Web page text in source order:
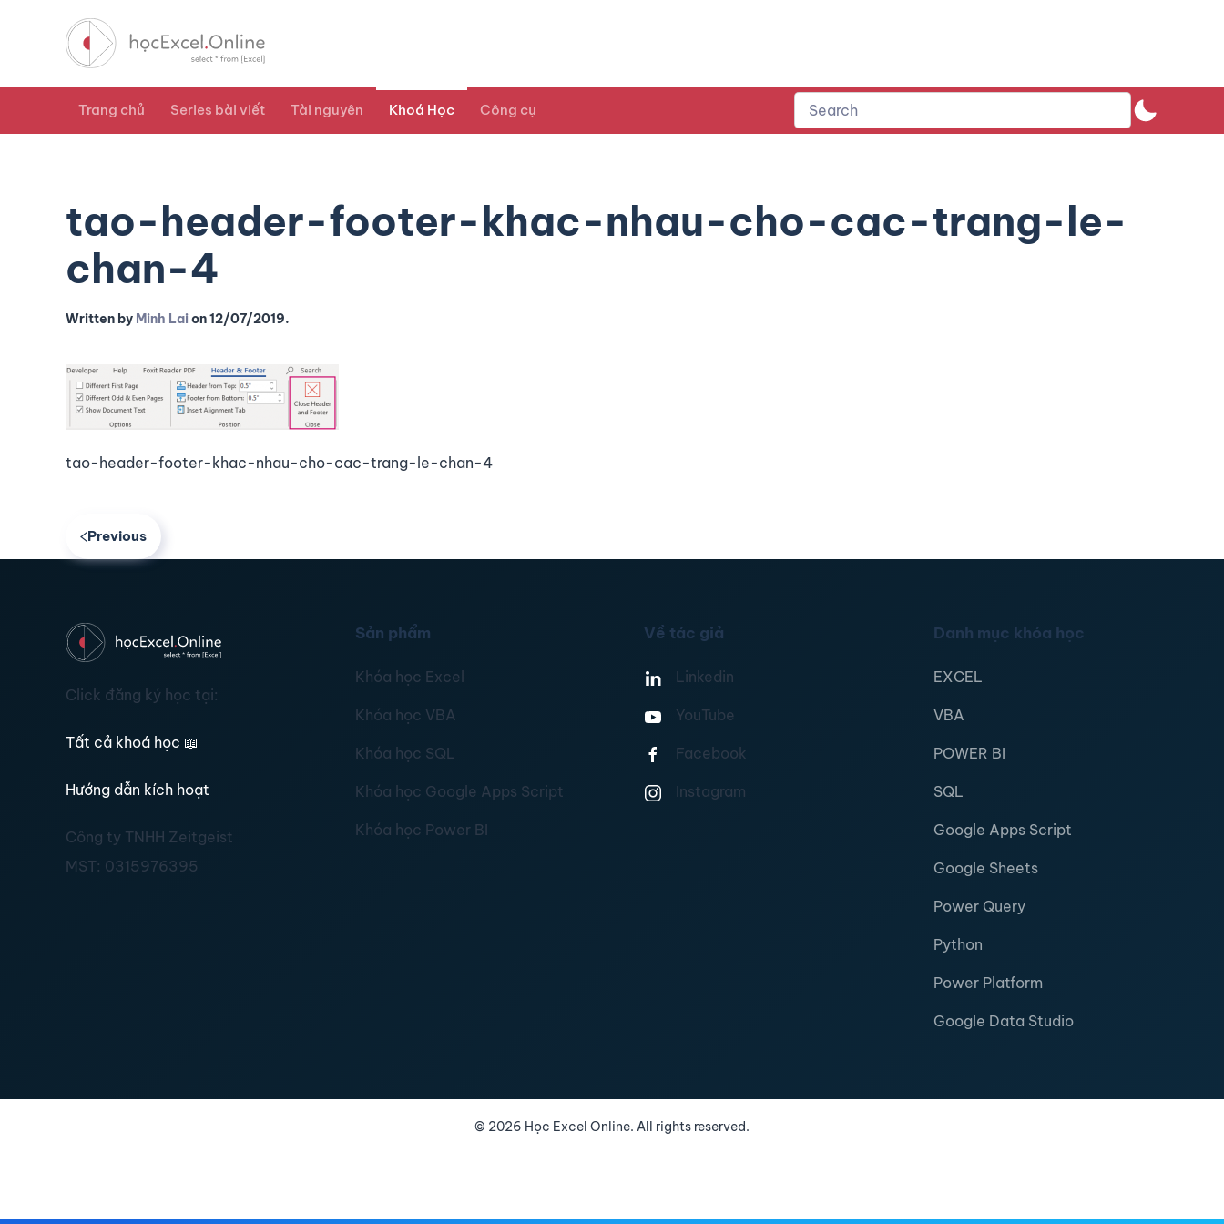
Trang chủ Series bài viết Tài nguyên Khoá Học Công cụ
tao-header-footer-khac-nhau-cho-cac-trang-le-
chan-4
Written by Minh Laion12/07/2019.
tao-header-footer-khac-nhau-cho-cac-trang-le-chan-4
Previous
Click đăng ký học tại:
Tất cả khoá học 📖
Hướng dẫn kích hoạt
Công ty TNHH Zeitgeist
MST: 0315976395
Sản phẩm
Khóa học Excel
Khóa học VBA
Khóa học SQL
Khóa học Google Apps Script
Khóa học Power BI
Về tác giả
Linkedin
YouTube
Facebook
Instagram
Danh mục khóa học
EXCEL
VBA
POWER BI
SQL
Google Apps Script
Google Sheets
Power Query
Python
Power Platform
Google Data Studio
© 2026 Học Excel Online. All rights reserved.